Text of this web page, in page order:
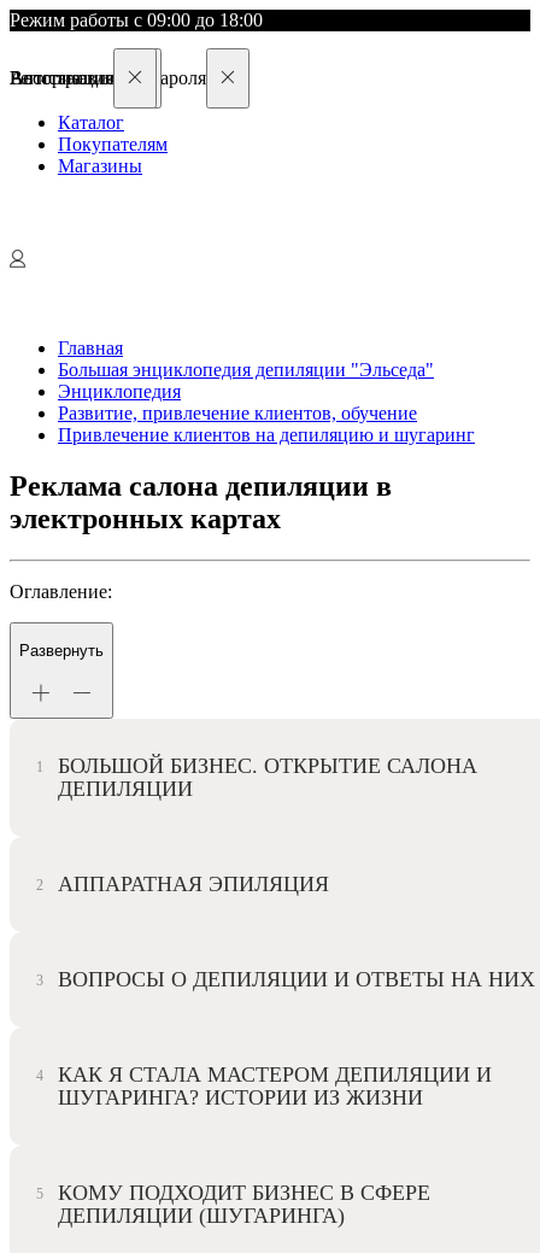
Режим работы с 09:00 до 18:00
Каталог
Покупателям
Магазины
Главная
Большая энциклопедия депиляции "Эльседа"
Энциклопедия
Развитие, привлечение клиентов, обучение
Привлечение клиентов на депиляцию и шугаринг
Реклама салона депиляции в
электронных картах
Оглавление:
Развернуть
БОЛЬШОЙ БИЗНЕС. ОТКРЫТИЕ САЛОНА
ДЕПИЛЯЦИИ
АППАРАТНАЯ ЭПИЛЯЦИЯ
ВОПРОСЫ О ДЕПИЛЯЦИИ И ОТВЕТЫ НА НИХ
КАК Я СТАЛА МАСТЕРОМ ДЕПИЛЯЦИИ И
ШУГАРИНГА? ИСТОРИИ ИЗ ЖИЗНИ
КОМУ ПОДХОДИТ БИЗНЕС В СФЕРЕ
ДЕПИЛЯЦИИ (ШУГАРИНГА)
Восстановление пароля
Авторизация
Регистрация